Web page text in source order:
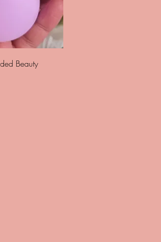
rápidaBeauty